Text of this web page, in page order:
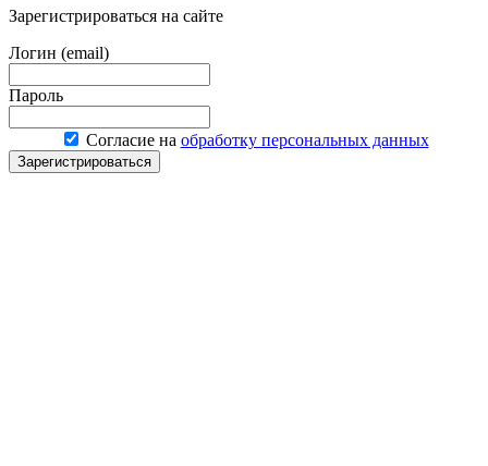
Зарегистрироваться на сайте
Логин (email)
Пароль
Согласие на обработку персональных данных
Зарегистрироваться